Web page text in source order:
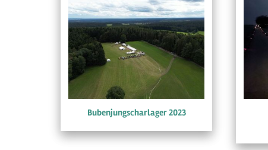
Bubenjungscharlager 2023